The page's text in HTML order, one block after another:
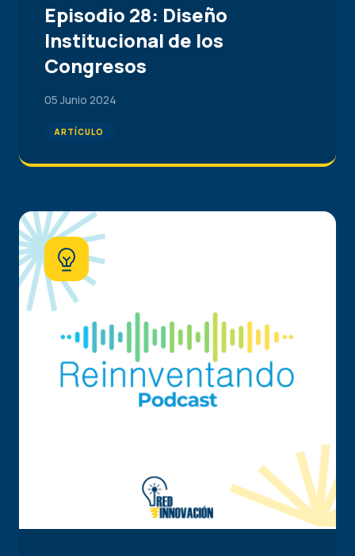
Episodio 28: Diseño
Institucional de los
Congresos
05 Junio 2024
ARTÍCULO